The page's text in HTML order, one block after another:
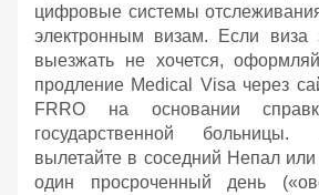
цифровые системы
электронным визам. Если виза
выезжать не хочется,
продление Medical Visa через
FRRO на основании
государственной
вылетайте в соседний Непал
один просроченный день